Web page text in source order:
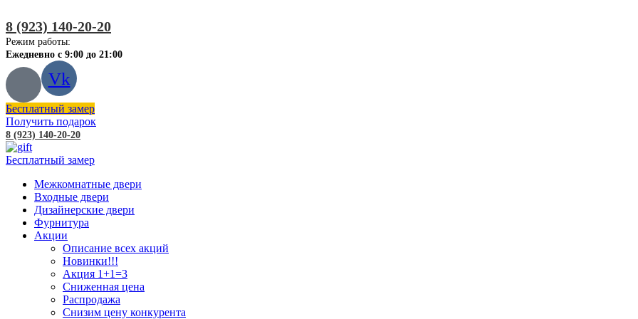
8 (923) 140-20-20
Режим работы:
Ежедневно с 9:00 до 21:00
Vk
Бесплатный замер
Получить подарок
8 (923) 140-20-20
Бесплатный замер
Межкомнатные двери
Входные двери
Дизайнерские двери
Фурнитура
Акции
Описание всех акций
Новинки!!!
Акция 1+1=3
Сниженная цена
Распродажа
Снизим цену конкурента